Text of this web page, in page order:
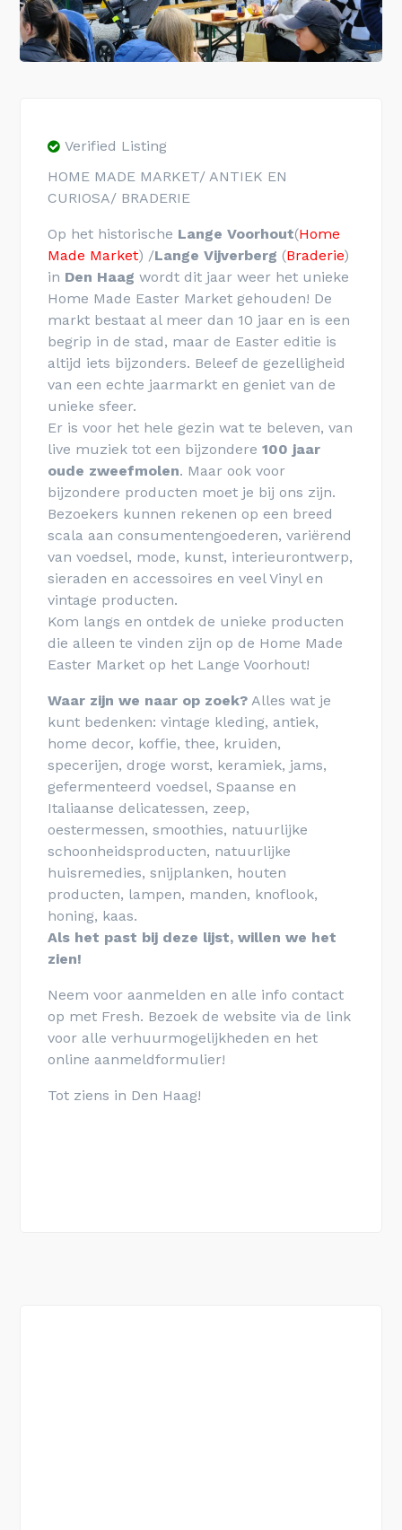
Verified Listing
HOME MADE MARKET/ ANTIEK EN
CURIOSA/ BRADERIE
Op het historische Lange Voorhout(Home
Made Market) /Lange Vijverberg (Braderie)
in Den Haag wordt dit jaar weer het unieke
Home Made Easter Market gehouden! De
markt bestaat al meer dan 10 jaar en is een
begrip in de stad, maar de Easter editie is
altijd iets bijzonders. Beleef de gezelligheid
van een echte jaarmarkt en geniet van de
unieke sfeer.
Er is voor het hele gezin wat te beleven, van
live muziek tot een bijzondere 100 jaar
oude zweefmolen. Maar ook voor
bijzondere producten moet je bij ons zijn.
Bezoekers kunnen rekenen op een breed
scala aan consumentengoederen, variërend
van voedsel, mode, kunst, interieurontwerp,
sieraden en accessoires en veel Vinyl en
vintage producten.
Kom langs en ontdek de unieke producten
die alleen te vinden zijn op de Home Made
Easter Market op het Lange Voorhout!
Waar zijn we naar op zoek? Alles wat je
kunt bedenken: vintage kleding, antiek,
home decor, koffie, thee, kruiden,
specerijen, droge worst, keramiek, jams,
gefermenteerd voedsel, Spaanse en
Italiaanse delicatessen, zeep,
oestermessen, smoothies, natuurlijke
schoonheidsproducten, natuurlijke
huisremedies, snijplanken, houten
producten, lampen, manden, knoflook,
honing, kaas.
Als het past bij deze lijst, willen we het
zien!
Neem voor aanmelden en alle info contact
op met Fresh. Bezoek de website via de link
voor alle verhuurmogelijkheden en het
online aanmeldformulier!
Tot ziens in Den Haag!